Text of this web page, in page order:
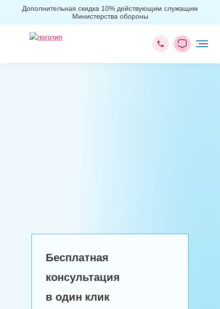
Дополнительная скидка 10% действующим служащим
Министерства обороны
Бесплатная
консультация
в один клик